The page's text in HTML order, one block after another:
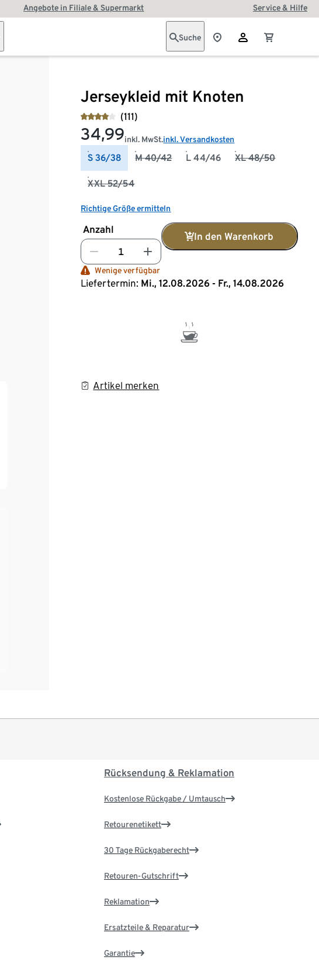
Angebote in Filiale & Supermarkt Service & Hilfe
Suche
Jerseykleid mit Knoten
(111)
34,99inkl. MwSt.inkl. Versandkosten
S 36/38 M 40/42 L 44/46 XL 48/50
XXL 52/54
Richtige Größe ermitteln
Anzahl
In den Warenkorb
Wenige verfügbar
Liefertermin: Mi., 12.08.2026 - Fr., 14.08.2026
Artikel merken
Rücksendung & Reklamation
Kostenlose Rückgabe / Umtausch
Retourenetikett
30 Tage Rückgaberecht
Retouren-Gutschrift
Reklamation
Ersatzteile & Reparatur
Garantie